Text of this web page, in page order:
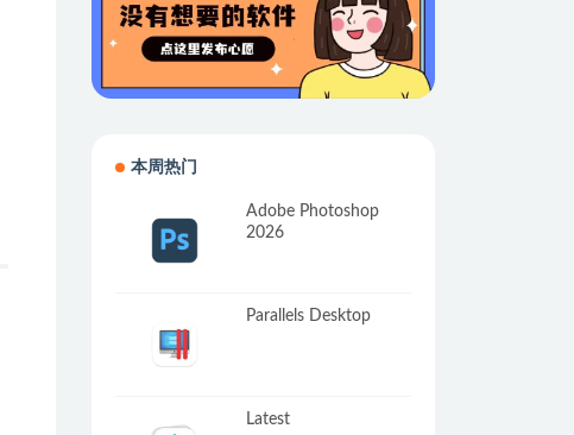
本周热门
Adobe Photoshop
2026
Parallels Desktop
Latest